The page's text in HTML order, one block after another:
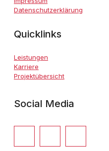
Datenschutzerklärung
Quicklinks
Leistungen
Karriere
Projektübersicht
Social Media